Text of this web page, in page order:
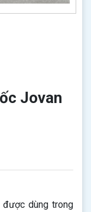
Jovan
được dùng trong